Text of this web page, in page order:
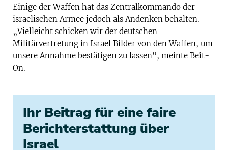
Einige der Waffen hat das Zentralkommando der
israelischen Armee jedoch als Andenken behalten.
„Vielleicht schicken wir der deutschen
Militärvertretung in Israel Bilder von den Waffen, um
unsere Annahme bestätigen zu lassen“, meinte Beit-
On.
Ihr Beitrag für eine faire
Berichterstattung über
Israel